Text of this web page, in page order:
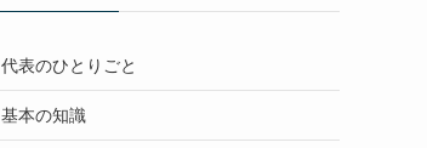
代表のひとりごと
基本の知識